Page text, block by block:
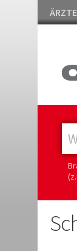
ÄRZTE